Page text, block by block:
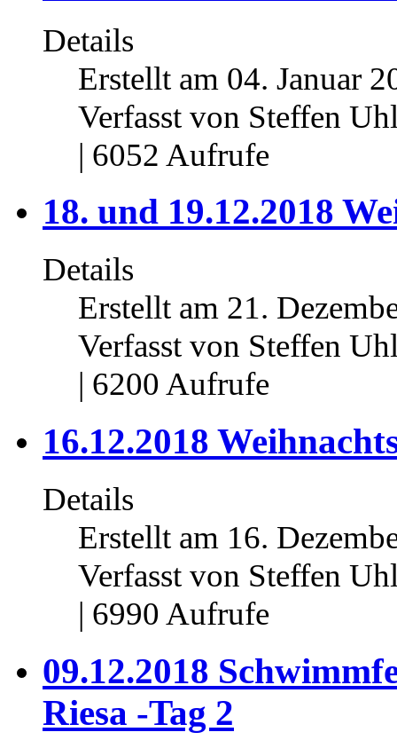
Details
Erstellt am 04. Januar
Verfasst von Steffen
| 6052 Aufrufe
18. und 19.12.2018
Details
Erstellt am 21.
Verfasst von Steffen
| 6200 Aufrufe
16.12.2018
Details
Erstellt am 16.
Verfasst von Steffen
| 6990 Aufrufe
09.12.2018
Riesa -Tag 2